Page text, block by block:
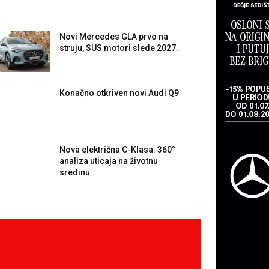
Novi Mercedes GLA prvo na
struju, SUS motori slede 2027.
Konačno otkriven novi Audi Q9
Nova električna C-Klasa: 360°
analiza uticaja na životnu
sredinu